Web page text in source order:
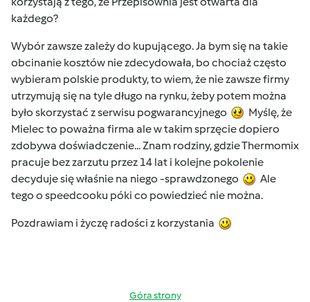
każdego?
Wybór zawsze zależy do kupującego. Ja bym się na takie
obcinanie kosztów nie zdecydowała, bo chociaż często
wybieram polskie produkty, to wiem, że nie zawsze firmy
utrzymują się na tyle długo na rynku, żeby potem można
było skorzystać z serwisu pogwarancyjnego
Myślę, że
Mielec to poważna firma ale w takim sprzęcie dopiero
zdobywa doświadczenie... Znam rodziny, gdzie Thermomix
pracuje bez zarzutu przez 14 lat i kolejne pokolenie
decyduje się właśnie na niego -sprawdzonego
Ale
tego o speedcooku póki co powiedzieć nie można.
Pozdrawiam i życzę radości z korzystania
Góra strony